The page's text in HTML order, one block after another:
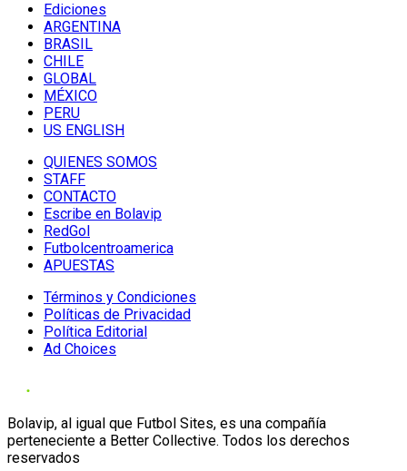
Ediciones
ARGENTINA
BRASIL
CHILE
GLOBAL
MÉXICO
PERU
US ENGLISH
QUIENES SOMOS
STAFF
CONTACTO
Escribe en Bolavip
RedGol
Futbolcentroamerica
APUESTAS
Términos y Condiciones
Políticas de Privacidad
Política Editorial
Ad Choices
Bolavip, al igual que Futbol Sites, es una compañía
perteneciente a Better Collective. Todos los derechos
reservados